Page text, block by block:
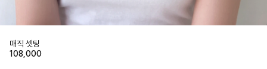
매직 셋팅
108,000